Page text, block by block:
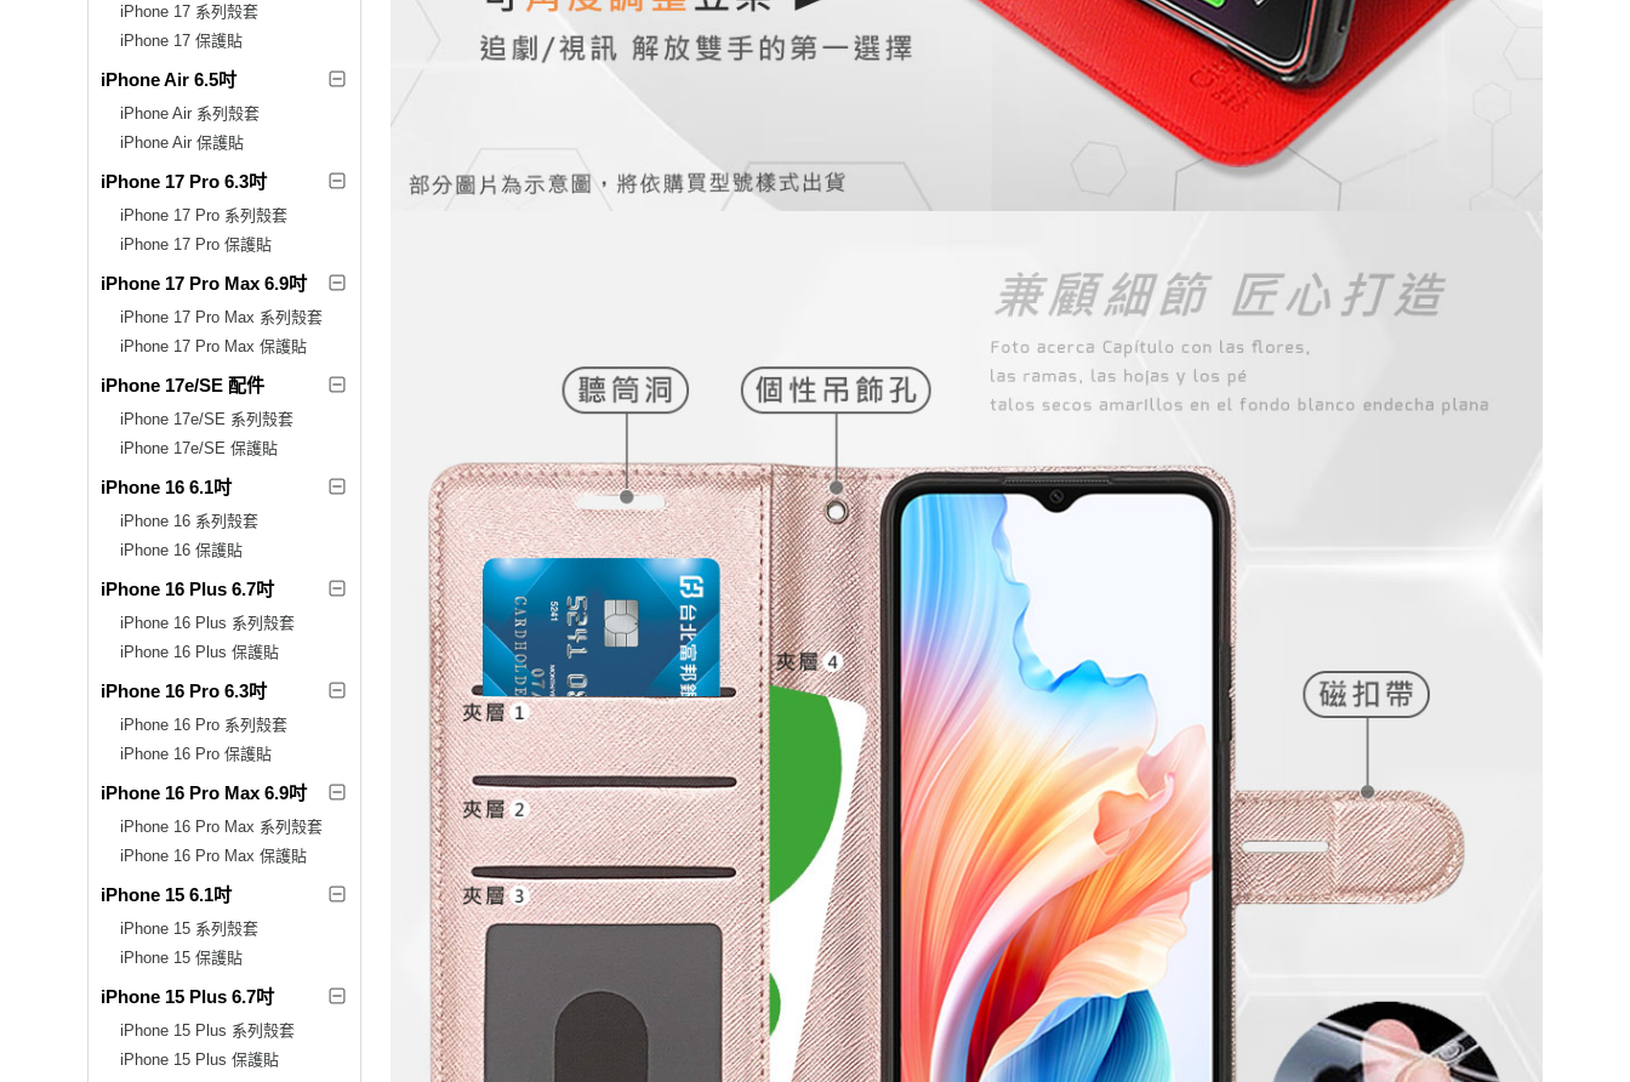
iPhone 17 系列殼套
iPhone 17 保護貼
iPhone Air 6.5吋
iPhone Air 系列殼套
iPhone Air 保護貼
iPhone 17 Pro 6.3吋
iPhone 17 Pro 系列殼套
iPhone 17 Pro 保護貼
iPhone 17 Pro Max 6.9吋
iPhone 17 Pro Max 系列殼套
iPhone 17 Pro Max 保護貼
iPhone 17e/SE 配件
iPhone 17e/SE 系列殼套
iPhone 17e/SE 保護貼
iPhone 16 6.1吋
iPhone 16 系列殼套
iPhone 16 保護貼
iPhone 16 Plus 6.7吋
iPhone 16 Plus 系列殼套
iPhone 16 Plus 保護貼
iPhone 16 Pro 6.3吋
iPhone 16 Pro 系列殼套
iPhone 16 Pro 保護貼
iPhone 16 Pro Max 6.9吋
iPhone 16 Pro Max 系列殼套
iPhone 16 Pro Max 保護貼
iPhone 15 6.1吋
iPhone 15 系列殼套
iPhone 15 保護貼
iPhone 15 Plus 6.7吋
iPhone 15 Plus 系列殼套
iPhone 15 Plus 保護貼